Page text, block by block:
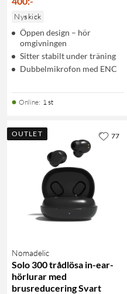
Nyskick
Öppen design – hör
omgivningen
Sitter stabilt under träning
Dubbelmikrofon med ENC
Online: 1 st
OUTLET
Nomadelic
Solo 300 trådlösa in-ear-
hörlurar med
brusreducering Svart
77